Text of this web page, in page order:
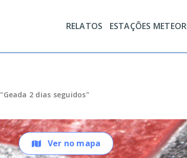
RELATOS ESTAÇÕES
"Geada 2 dias seguidos"
Ver no mapa